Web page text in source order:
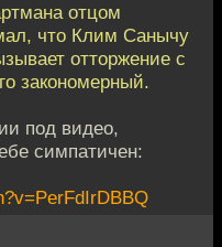
отцом
что Клим Санычу
отторжение с
закономерный.
под видео,
симпатичен: